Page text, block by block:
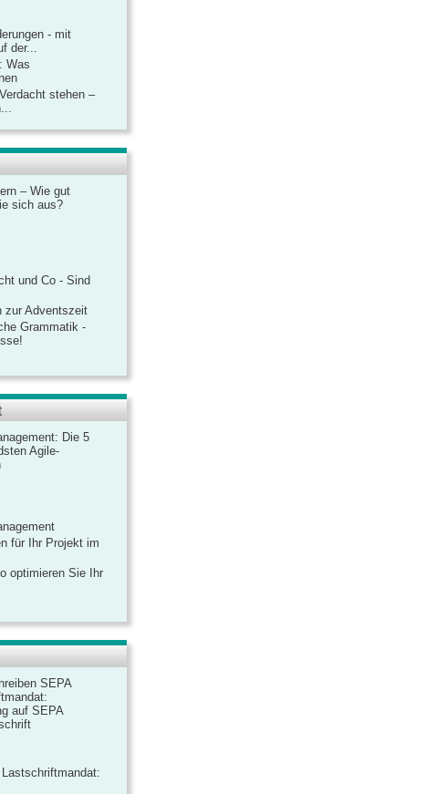
- mit
der...
Was
stehen –
– Wie gut
sich aus?
und Co - Sind
zur Adventszeit
Grammatik -
Die 5
Agile-
für Ihr Projekt im
optimieren Sie Ihr
SEPA
auf SEPA